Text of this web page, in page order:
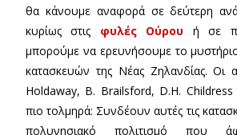
θα κάνουμε αναφορά σε δεύτερη
κυρίως στις φυλές Ούρου ή σε
μπορούμε να ερευνήσουμε το
κατασκευών της Νέας Ζηλανδίας. Οι
Holdaway, B. Brailsford, D.H. Childress
πιο τολμηρά: Συνδέουν αυτές τις
πολυνησιακό πολιτισμό που